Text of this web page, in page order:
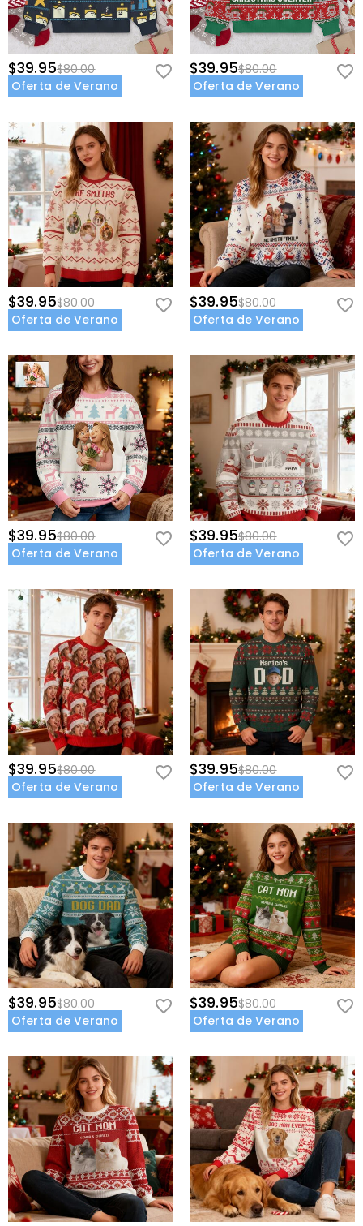
$39.95$80.00
Oferta de Verano
$39.95$80.00
Oferta de Verano
$39.95$80.00
Oferta de Verano
$39.95$80.00
Oferta de Verano
$39.95$80.00
Oferta de Verano
$39.95$80.00
Oferta de Verano
$39.95$80.00
Oferta de Verano
$39.95$80.00
Oferta de Verano
$39.95$80.00
Oferta de Verano
$39.95$80.00
Oferta de Verano